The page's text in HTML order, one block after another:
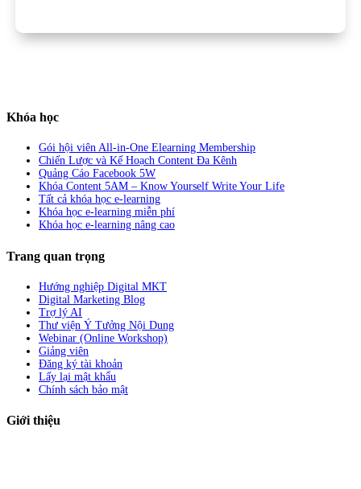
Khóa học
Gói hội viên All-in-One Elearning Membership
Chiến Lược và Kế Hoạch Content Đa Kênh
Quảng Cáo Facebook 5W
Khóa Content 5AM – Know Yourself Write Your Life
Tất cả khóa học e-learning
Khóa học e-learning miễn phí
Khóa học e-learning nâng cao
Trang quan trọng
Hướng nghiệp Digital MKT
Digital Marketing Blog
Trợ lý AI
Thư viện Ý Tưởng Nội Dung
Webinar (Online Workshop)
Giảng viên
Đăng ký tài khoản
Lấy lại mật khẩu
Chính sách bảo mật
Giới thiệu